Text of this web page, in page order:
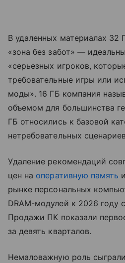
В удаленных материалах 32
«зона без забот» —
«серьезных игроков,
требовательные игры или
моды». 16 ГБ компания
объемом для большинства
ГБ относились к базовой
нетребовательных
Удаление рекомендаций
цен на оперативную память
рынке персональных
DRAM-модулей к 2026 году
Продажи ПК показали
за девять кварталов.
Немаловажную роль